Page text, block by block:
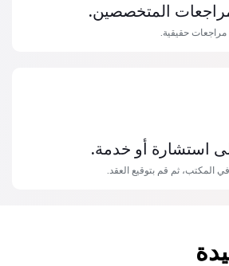
المتخصصين.
حقيقية.
استشارة أو خدمة.
المكتب، ثم قم بتوقيع العقد.